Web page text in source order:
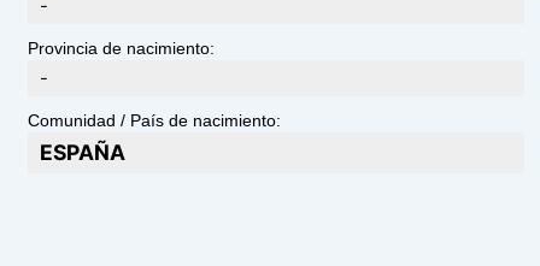
-
Provincia de nacimiento:
-
Comunidad / País de nacimiento:
ESPAÑA